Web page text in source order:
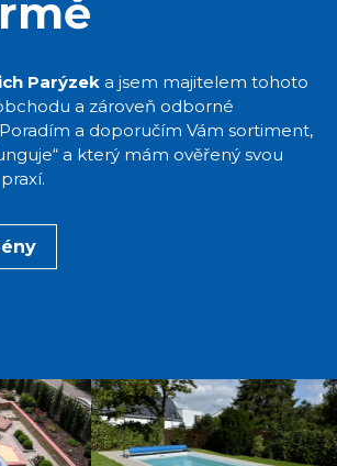
Parýzek a jsem majitelem tohoto
a zároveň odborné
a doporučím Vám sortiment,
a který mám ověřený svou